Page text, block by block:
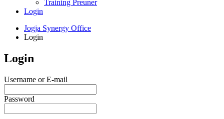
Training Preuner
Login
Jogja Synergy Office
Login
Login
Username or E-mail
Password